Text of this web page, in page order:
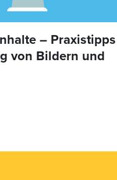
–
von Bildern und